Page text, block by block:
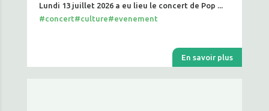
Lundi 13 juillet 2026 a eu lieu le concert de Pop ...
#concert#culture#evenement
En savoir plus